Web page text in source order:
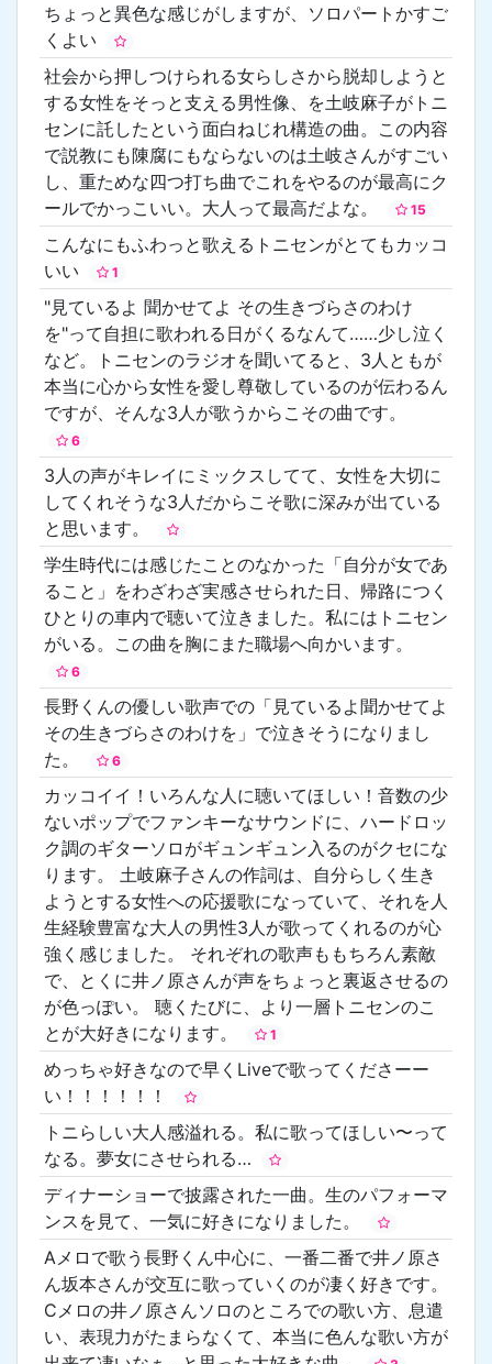
ちょっと異色な感じがしますが、ソロパートかすご
くよい
社会から押しつけられる女らしさから脱却しようと
する女性をそっと支える男性像、を土岐麻子がトニ
センに託したという面白ねじれ構造の曲。この内容
で説教にも陳腐にもならないのは土岐さんがすごい
し、重ためな四つ打ち曲でこれをやるのが最高にク
ールでかっこいい。大人って最高だよな。
15
こんなにもふわっと歌えるトニセンがとてもカッコ
いい
1
"見ているよ 聞かせてよ その生きづらさのわけ
を"って自担に歌われる日がくるなんて……少し泣く
など。トニセンのラジオを聞いてると、3人ともが
本当に心から女性を愛し尊敬しているのが伝わるん
ですが、そんな3人が歌うからこその曲です。
6
3人の声がキレイにミックスしてて、女性を大切に
してくれそうな3人だからこそ歌に深みが出ている
と思います。
学生時代には感じたことのなかった「自分が女であ
ること」をわざわざ実感させられた日、帰路につく
ひとりの車内で聴いて泣きました。私にはトニセン
がいる。この曲を胸にまた職場へ向かいます。
6
長野くんの優しい歌声での「見ているよ聞かせてよ
その生きづらさのわけを」で泣きそうになりまし
た。
6
カッコイイ！いろんな人に聴いてほしい！音数の少
ないポップでファンキーなサウンドに、ハードロッ
ク調のギターソロがギュンギュン入るのがクセにな
ります。 土岐麻子さんの作詞は、自分らしく生き
ようとする女性への応援歌になっていて、それを人
生経験豊富な大人の男性3人が歌ってくれるのが心
強く感じました。 それぞれの歌声ももちろん素敵
で、とくに井ノ原さんが声をちょっと裏返させるの
が色っぽい。 聴くたびに、より一層トニセンのこ
とが大好きになります。
1
めっちゃ好きなので早くLiveで歌ってくださーー
い！！！！！！
トニらしい大人感溢れる。私に歌ってほしい〜って
なる。夢女にさせられる…
ディナーショーで披露された一曲。生のパフォーマ
ンスを見て、一気に好きになりました。
Aメロで歌う長野くん中心に、一番二番で井ノ原さ
ん坂本さんが交互に歌っていくのが凄く好きです。
Cメロの井ノ原さんソロのところでの歌い方、息遣
い、表現力がたまらなくて、本当に色んな歌い方が